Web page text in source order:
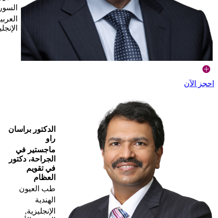
احجز الآن
الدكتور براسان
راو
ماجستير في
الجراحة، دكتور
في تقويم
العظام
طب العيون
الهندية
الإنجليزية,